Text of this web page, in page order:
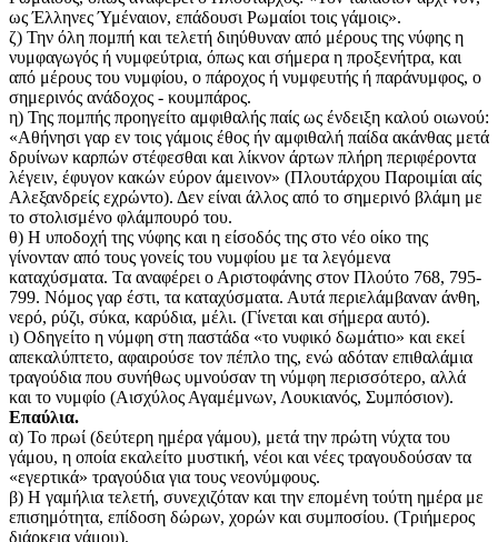
ως Έλληνες Ύμέναιον, επάδουσι Ρωμαίοι τοις γάμοις».
ζ) Την όλη πομπή και τελετή διηύθυναν από μέρους της νύφης η
νυμφαγωγός ή νυμφεύτρια, όπως και σήμερα η προξενήτρα, και
από μέρους του νυμφίου, ο πάροχος ή νυμφευτής ή παράνυμφος, ο
σημερινός ανάδοχος - κουμπάρος.
η) Της πομπής προηγείτο αμφιθαλής παίς ως ένδειξη καλού οιωνού:
«Αθήνησι γαρ εν τοις γάμοις έθος ήν αμφιθαλή παίδα ακάνθας μετά
δρυίνων καρπών στέφεσθαι και λίκνον άρτων πλήρη περιφέροντα
λέγειν, έφυγον κακών εύρον άμεινον» (Πλουτάρχου Παροιμίαι αίς
Αλεξανδρείς εχρώντο). Δεν είναι άλλος από το σημερινό βλάμη με
το στολισμένο φλάμπουρό του.
θ) Η υποδοχή της νύφης και η είσοδός της στο νέο οίκο της
γίνονταν από τους γονείς του νυμφίου με τα λεγόμενα
καταχύσματα. Τα αναφέρει ο Αριστοφάνης στον Πλούτο 768, 795-
799. Νόμος γαρ έστι, τα καταχύσματα. Αυτά περιελάμβαναν άνθη,
νερό, ρύζι, σύκα, καρύδια, μέλι. (Γίνεται και σήμερα αυτό).
ι) Οδηγείτο η νύμφη στη παστάδα «το νυφικό δωμάτιο» και εκεί
απεκαλύπτετο, αφαιρούσε τον πέπλο της, ενώ αδόταν επιθαλάμια
τραγούδια που συνήθως υμνούσαν τη νύμφη περισσότερο, αλλά
και το νυμφίο (Αισχύλος Αγαμέμνων, Λουκιανός, Συμπόσιον).
Επαύλια.
α) Το πρωί (δεύτερη ημέρα γάμου), μετά την πρώτη νύχτα του
γάμου, η οποία εκαλείτο μυστική, νέοι και νέες τραγουδούσαν τα
«εγερτικά» τραγούδια για τους νεονύμφους.
β) Η γαμήλια τελετή, συνεχιζόταν και την επομένη τούτη ημέρα με
επισημότητα, επίδοση δώρων, χορών και συμποσίου. (Τριήμερος
διάρκεια γάμου).